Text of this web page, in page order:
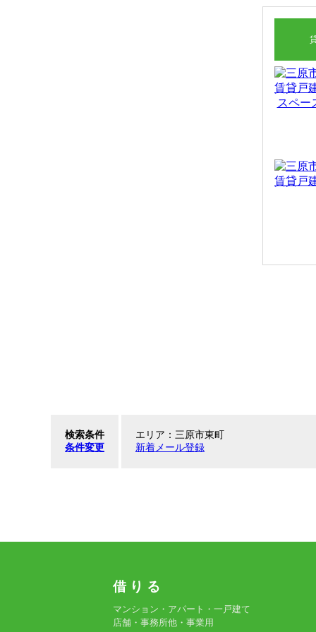
検索条件
条件変更
エリア：三原市東町
新着メール登録
借 り る
マンション・アパート・一戸建て
店舗・事務所他・事業用